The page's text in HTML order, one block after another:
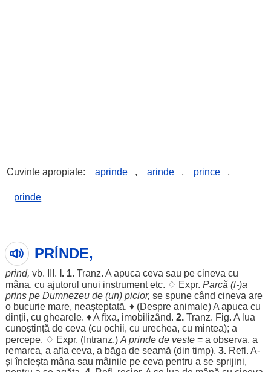
Cuvinte apropiate: aprinde , arinde , prince ,
prinde
PRÍNDE,
prind, vb. III. I. 1.Tranz. A apuca ceva sau pe cineva cu
mâna, cu ajutorul unui instrumentetc. ♢ Expr. Parcă (l-)a
prinspe Dumnezeude (un) picior, se spune când cineva are
o bucurie mare, neașteptată. ♦ (Despre animale) A apuca cu
dinții, cu ghearele. ♦ A fixa, imobilizând. 2.Tranz. Fig. A lua
cunoștință de ceva (cu ochii, cu urechea, cu mintea); a
percepe. ♢ Expr. (Intranz.) A prinde de veste= a observa, a
remarca, a afla ceva, a băga de seamă (din timp). 3.Refl. A-
șiîncleșta mâna sau mâinilepe ceva pentru a se sprijini,